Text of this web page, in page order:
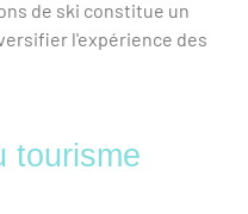
de ski constitue un
l'expérience des
tourisme